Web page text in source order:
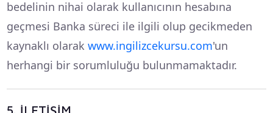
bedelinin nihai olarak kullanıcının hesabına
geçmesi Banka süreci ile ilgili olup gecikmeden
kaynaklı olarakwww.ingilizcekursu.com'un
herhangi bir sorumluluğu bulunmamaktadır.